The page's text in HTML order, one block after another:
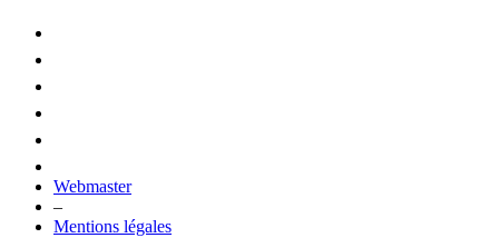
Webmaster
–
Mentions légales